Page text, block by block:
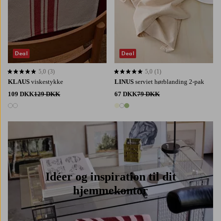
KLAUS viskestykke
109 DKK129 DKK
2 farver
5,0 baseret på 3 bedømmelser
5,0 (3)
Deal
LINUS serviet hørblanding 2-pak
67 DKK79 DKK
3 farver
5,0 baseret på 1 bedømmelser
5,0 (1)
Deal
Idéer og inspiration til dit
hjemmekontor